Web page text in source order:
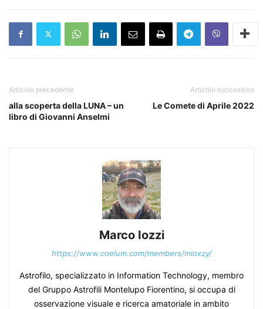
Articolo precedente
alla scoperta della LUNA – un
libro di Giovanni Anselmi
Articolo successivo
Le Comete di Aprile 2022
Marco Iozzi
https://www.coelum.com/members/mioxzy/
Astrofilo, specializzato in Information Technology, membro
del Gruppo Astrofili Montelupo Fiorentino, si occupa di
osservazione visuale e ricerca amatoriale in ambito